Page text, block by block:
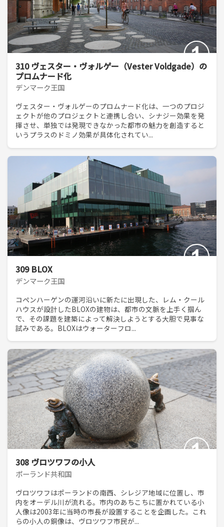
310 ヴェスター・ヴォルゲー（Vester Voldgade）の
プロムナード化
デンマーク王国
ヴェスター・ヴォルゲーのプロムナード化は、一つのプロジ
ェクトが他のプロジェクトと連携し合い、シナジー効果を発
揮させ、単独では発現できなかった都市の魅力を創造すると
いうプラスのドミノ効果が具体化されてい...
309 BLOX
デンマーク王国
コペンハーゲンの運河沿いに新たに出現した、レム・クール
ハウスが設計したBLOXの建物は、都市の文脈を上手く掴ん
で、その課題を建築によって解決しようとする大胆で見事な
試みである。BLOXはウォーターフロ...
308 ヴロツワフの小人
ポーランド共和国
ヴロツワフはポーランドの南西、シレジア地域に位置し、市
内をオーデル川が流れる。市内のあちこちに置かれている小
人像は2003年に当時の市長が設置することを企画した。これ
らの小人の銅像は、ヴロツワフ市民が...